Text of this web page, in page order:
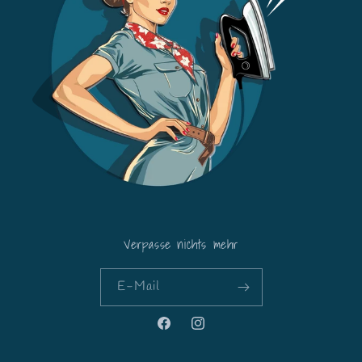
Verpasse nichts mehr
E-Mail
FacebookInstagram